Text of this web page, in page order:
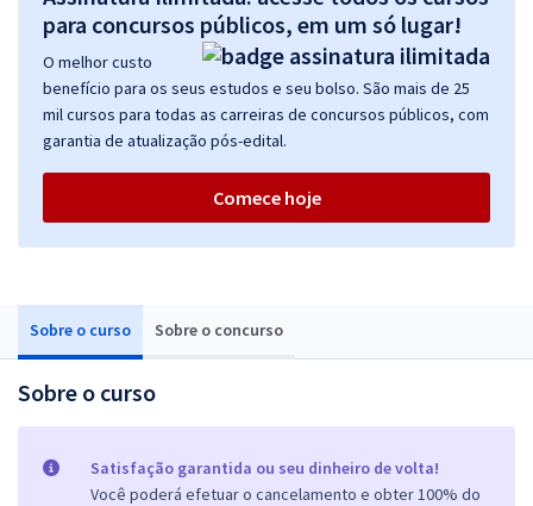
Sobre o curso Sobre o concurso
Sobre o curso
Satisfação garantida ou seu dinheiro de volta!
Você poderá efetuar o cancelamento e obter 100% do
para concursos públicos, em um só lugar!
O melhor custo
benefício para os seus estudos e seu bolso. São mais de 25
mil cursos para todas as carreiras de concursos públicos, com
garantia de atualização pós-edital.
Comece hoje